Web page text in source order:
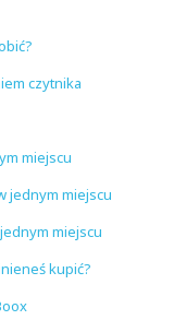
czytnika
miejscu
jednym miejscu
miejscu
kupić?